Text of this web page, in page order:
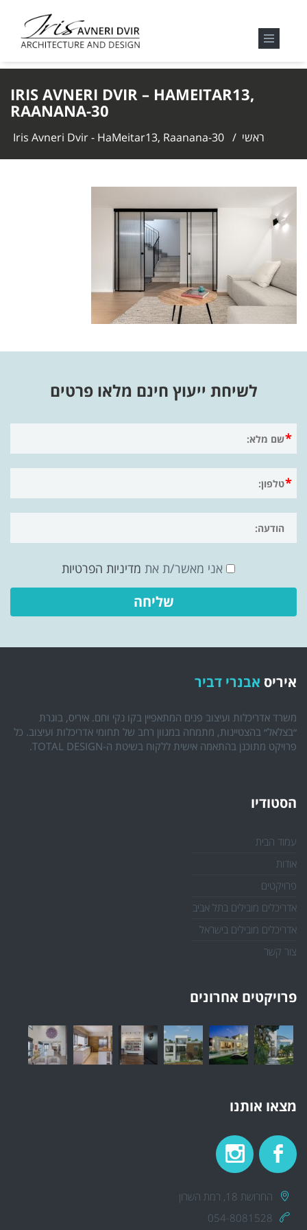
IRIS AVNERI DVIR – HAMEITAR13,
RAANANA-30
ראשי /
Iris Avneri Dvir - HaMeitar13, Raanana-30
לשיחת ייעוץ חינם מלאו פרטים
אני מאשר/ת את מדיניות הפרטיות
איריס אבנרי דביר
משרד אדריכלות ועיצוב פנים המתאפיין בקו נקי וחם. איריס, בוגרת
״בצלאל״ בהצטיינות, מתמחה במגוון רחב של תחומי אדריכלות ועיצוב. כל
פרויקט מתוכנן בהתאמה אישית ללקוח בשיטת ה-TOTAL DESIGN.
הסטודיו
עמוד הבית
אודות
פרויקטים
אדריכלים מובילים בתל אביב
אדריכלים מובילים בישראל
צור קשר
פרויקטים אחרונים
מצאו אותנו
החרושת 18, רמת השרון
054-8081528